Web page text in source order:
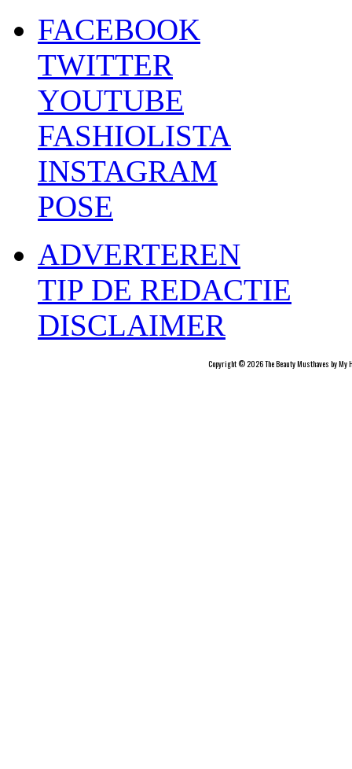
FACEBOOK
TWITTER
YOUTUBE
FASHIOLISTA
INSTAGRAM
POSE
ADVERTEREN
TIP DE REDACTIE
DISCLAIMER
Copyright © 2026 The Beauty Musthaves by My